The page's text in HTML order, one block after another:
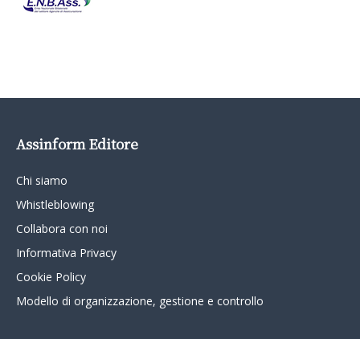
Assinform Editore
Chi siamo
Whistleblowing
Collabora con noi
Informativa Privacy
Cookie Policy
Modello di organizzazione, gestione e controllo